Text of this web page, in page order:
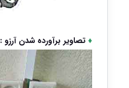
♦ تصاویر برآورده شدن آرزو :